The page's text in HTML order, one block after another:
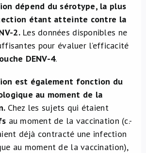
dépend du sérotype, la plus
étant atteinte contre la
2. Les données disponibles ne
pour évaluer l’efficacité
DENV-4.
est également fonction du
au moment de la
Chez les sujets qui étaient
au moment de la vaccination (c.-
déjà contracté une infection
au moment de la vaccination),